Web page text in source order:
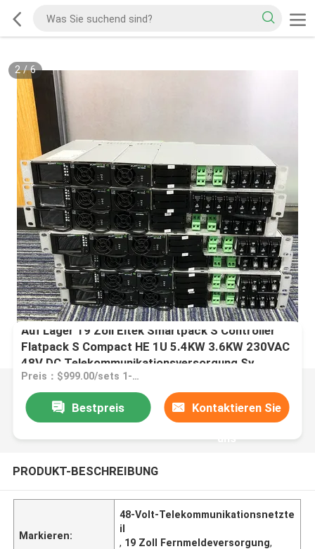
2/6
Auf Lager 19 Zoll Eltek Smartpack S Controller
Flatpack S Compact HE 1U 5.4KW 3.6KW 230VAC
48V DC Telekommunikationsversorgung Sy
Preis：$999.00/sets 1-9 sets
Bestpreis Kontaktieren Sie
uns
PRODUKT-BESCHREIBUNG
Markieren:
48-Volt-Telekommunikationsnetzte
il
, 19 Zoll Fernmeldeversorgung,